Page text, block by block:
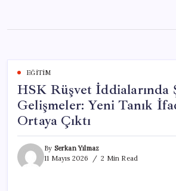
content
EĞITIM
HSK Rüşvet İddialarında
Gelişmeler: Yeni Tanık
Ortaya Çıktı
By Serkan Yılmaz
11 Mayıs 2026
2 Min Read